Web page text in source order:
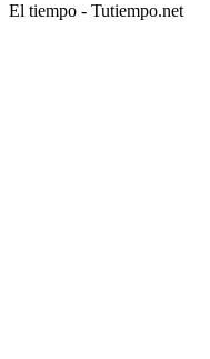
El tiempo - Tutiempo.net